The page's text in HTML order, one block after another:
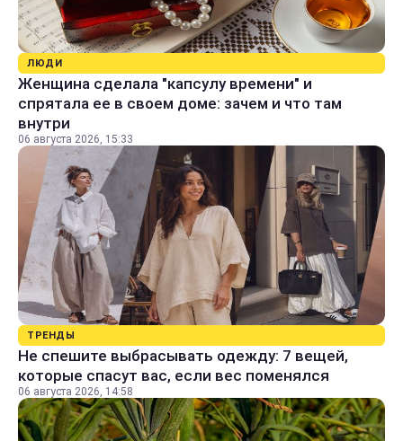
ЛЮДИ
Женщина сделала "капсулу времени" и
спрятала ее в своем доме: зачем и что там
внутри
06 августа 2026, 15:33
ТРЕНДЫ
Не спешите выбрасывать одежду: 7 вещей,
которые спасут вас, если вес поменялся
06 августа 2026, 14:58